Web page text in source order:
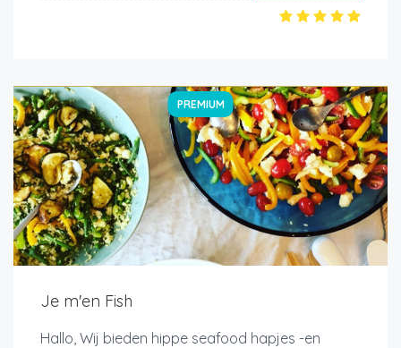
PREMIUM
Je m'en Fish
Hallo, Wij bieden hippe seafood hapjes -en